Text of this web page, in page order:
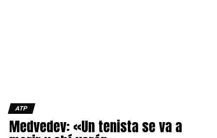
ATP
Medvedev: «Un tenista se va a